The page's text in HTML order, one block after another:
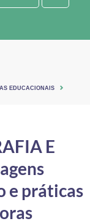
EDUCACIONAIS
E
e práticas